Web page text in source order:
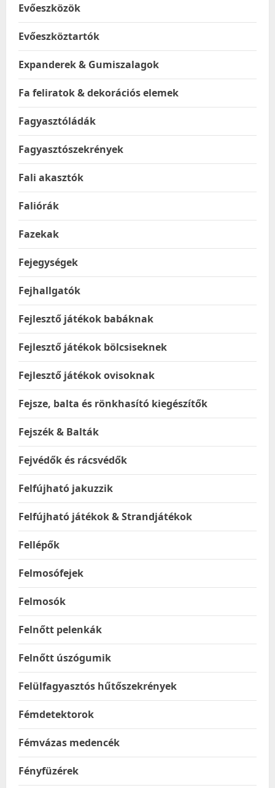
Evőeszközök
Evőeszköztartók
Expanderek & Gumiszalagok
Fa feliratok & dekorációs elemek
Fagyasztóládák
Fagyasztószekrények
Fali akasztók
Faliórák
Fazekak
Fejegységek
Fejhallgatók
Fejlesztő játékok babáknak
Fejlesztő játékok bölcsiseknek
Fejlesztő játékok ovisoknak
Fejsze, balta és rönkhasító kiegészítők
Fejszék & Balták
Fejvédők és rácsvédők
Felfújható jakuzzik
Felfújható játékok & Strandjátékok
Fellépők
Felmosófejek
Felmosók
Felnőtt pelenkák
Felnőtt úszógumik
Felülfagyasztós hűtőszekrények
Fémdetektorok
Fémvázas medencék
Fényfüzérek